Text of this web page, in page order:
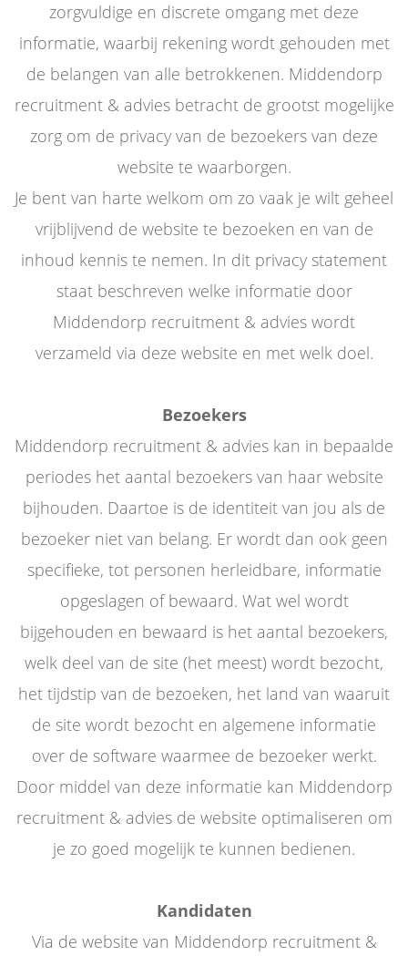
zorgvuldige en discrete omgang met deze
informatie, waarbij rekening wordt gehouden met
de belangen van alle betrokkenen. Middendorp
recruitment & advies betracht de grootst mogelijke
zorg om de privacy van de bezoekers van deze
website te waarborgen.
Je bent van harte welkom om zo vaak je wilt geheel
vrijblijvend de website te bezoeken en van de
inhoud kennis te nemen. In dit privacy statement
staat beschreven welke informatie door
Middendorp recruitment & advies wordt
verzameld via deze website en met welk doel.
Bezoekers
Middendorp recruitment & advies kan in bepaalde
periodes het aantal bezoekers van haar website
bijhouden. Daartoe is de identiteit van jou als de
bezoeker niet van belang. Er wordt dan ook geen
specifieke, tot personen herleidbare, informatie
opgeslagen of bewaard. Wat wel wordt
bijgehouden en bewaard is het aantal bezoekers,
welk deel van de site (het meest) wordt bezocht,
het tijdstip van de bezoeken, het land van waaruit
de site wordt bezocht en algemene informatie
over de software waarmee de bezoeker werkt.
Door middel van deze informatie kan Middendorp
recruitment & advies de website optimaliseren om
je zo goed mogelijk te kunnen bedienen.
Kandidaten
Via de website van Middendorp recruitment &